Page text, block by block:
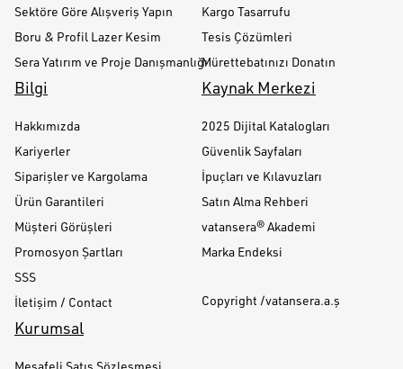
Sektöre Göre Alışveriş Yapın
Boru & Profil Lazer Kesim
Sera Yatırım ve Proje Danışmanlığı
Kargo Tasarrufu
Tesis Çözümleri
Mürettebatınızı Donatın
Bilgi
Hakkımızda
Kariyerler
Siparişler ve Kargolama
Ürün Garantileri
Müşteri Görüşleri
Promosyon Şartları
SSS
İletişim / Contact
Kaynak Merkezi
2025 Dijital Katalogları
Güvenlik Sayfaları
İpuçları ve Kılavuzları
Satın Alma Rehberi
vatansera® Akademi
Marka Endeksi
Copyright /vatansera.a.ş
Kurumsal
Mesafeli Satış Sözleşmesi